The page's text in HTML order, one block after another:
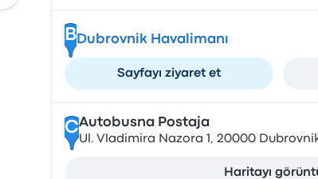
BDubrovnik Havalimanı
Sayfayı ziyaret et
CAutobusna Postaja
Ul. Vladimira Nazora 1, 20000
Haritayı